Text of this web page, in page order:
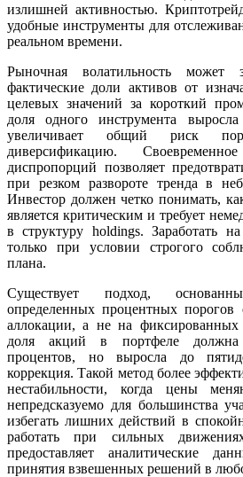
излишней активностью.
удобные инструменты для
реальном времени.
Рыночная волатильность может
фактические доли активов от
целевых значений за короткий
доля одного инструмента
увеличивает общий риск
диверсификацию.
диспропорций позволяет
при резком развороте тренда в
Инвестор должен четко понимать,
является критическим и требует
в структуру holdings. Заработать
только при условии строгого
плана.
Существует подход,
определенных процентных порогов
аллокации, а не на
доля акций в портфеле должна
процентов, но выросла до
коррекция. Такой метод более
нестабильности, когда цены
непредсказуемо для большинства
избегать лишних действий в
работать при сильных
предоставляет аналитические
принятия взвешенных решений в